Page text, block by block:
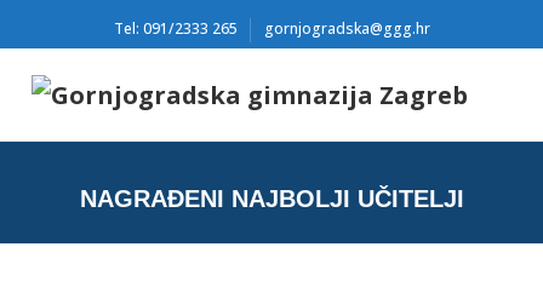
Tel: 091/2333 265 gornjogradska@ggg.hr
NAGRAĐENI NAJBOLJI UČITELJI